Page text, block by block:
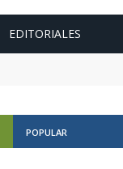
EDITORIALES
POPULAR